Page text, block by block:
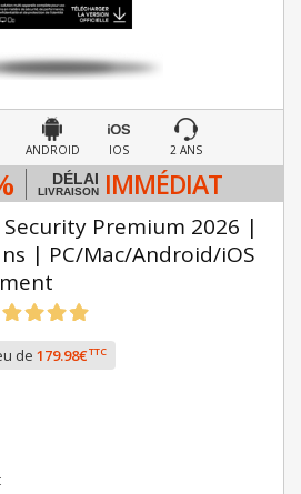
ANDROID IOS 2 ANS
DÉLAI
LIVRAISON IMMÉDIAT
Premium 2026 |
| PC/Mac/Android/iOS
de 179.98€TTC